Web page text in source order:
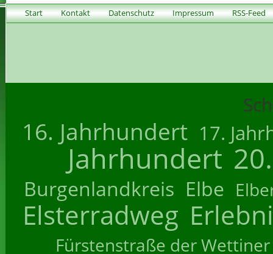
Start Kontakt Datenschutz Impressum RSS-Feed
16. Jahrhundert 17.
Jahrhundert
Burgenlandkreis Elbe
Elsterradweg
Fürstenstraße der Wettiner